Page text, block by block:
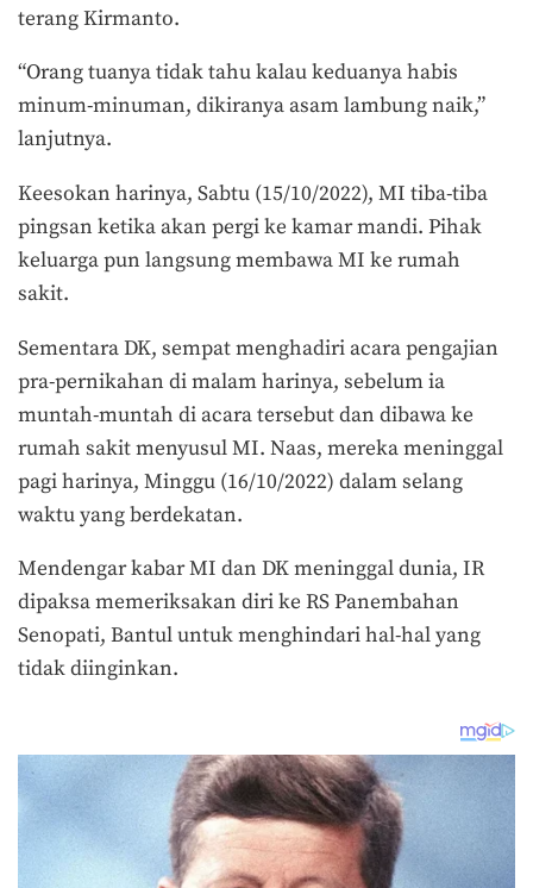
terang Kirmanto.
“Orang tuanya tidak tahu kalau keduanya habis
minum-minuman, dikiranya asam lambung naik,”
lanjutnya.
Keesokan harinya, Sabtu (15/10/2022), MI tiba-tiba
pingsan ketika akan pergi ke kamar mandi. Pihak
keluarga pun langsung membawa MI ke rumah
sakit.
Sementara DK, sempat menghadiri acara pengajian
pra-pernikahan di malam harinya, sebelum ia
muntah-muntah di acara tersebut dan dibawa ke
rumah sakit menyusul MI. Naas, mereka meninggal
pagi harinya, Minggu (16/10/2022) dalam selang
waktu yang berdekatan.
Mendengar kabar MI dan DK meninggal dunia, IR
dipaksa memeriksakan diri ke RS Panembahan
Senopati, Bantul untuk menghindari hal-hal yang
tidak diinginkan.